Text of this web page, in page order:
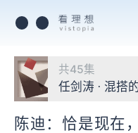
共45集
任剑涛 · 混搭
陈迪：恰是现在